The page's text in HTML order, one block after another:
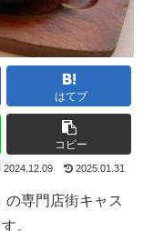
はてブ
コピー
2024.12.09 2025.01.31
の専門店街キャス
。